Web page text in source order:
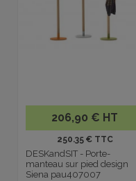
206,90 € HT
250.35 € TTC
DESKandSIT - Porte-
manteau sur pied design
Siena pau407007